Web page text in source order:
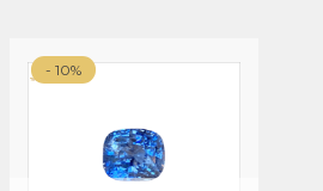
- 10%